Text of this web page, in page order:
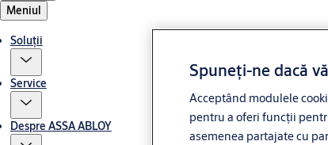
Meniul
Soluții
Service
Despre ASSA ABLOY
Spuneți-ne dacă
Acceptând modulele
pentru a oferi funcții
asemenea partajate cu